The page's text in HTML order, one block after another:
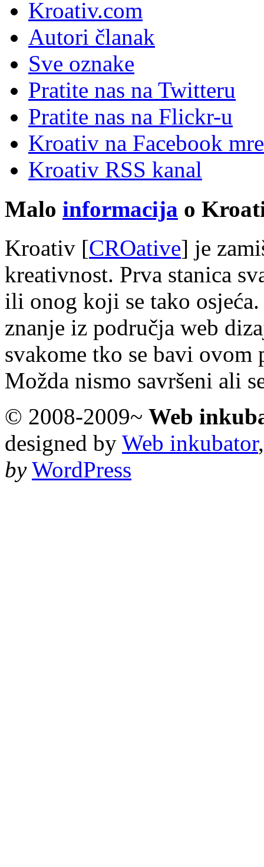
Kroativ.com
Autori članak
Sve oznake
Pratite nas na Twitteru
Pratite nas na Flickr-u
Kroativ na Facebook
Kroativ RSS kanal
Malo informacija o
Kroativ [CROative] je
kreativnost. Prva stanica
ili onog koji se tako
znanje iz područja web
svakome tko se bavi
Možda nismo savršeni ali
© 2008-2009~ Web
designed by Web inkubator
by WordPress